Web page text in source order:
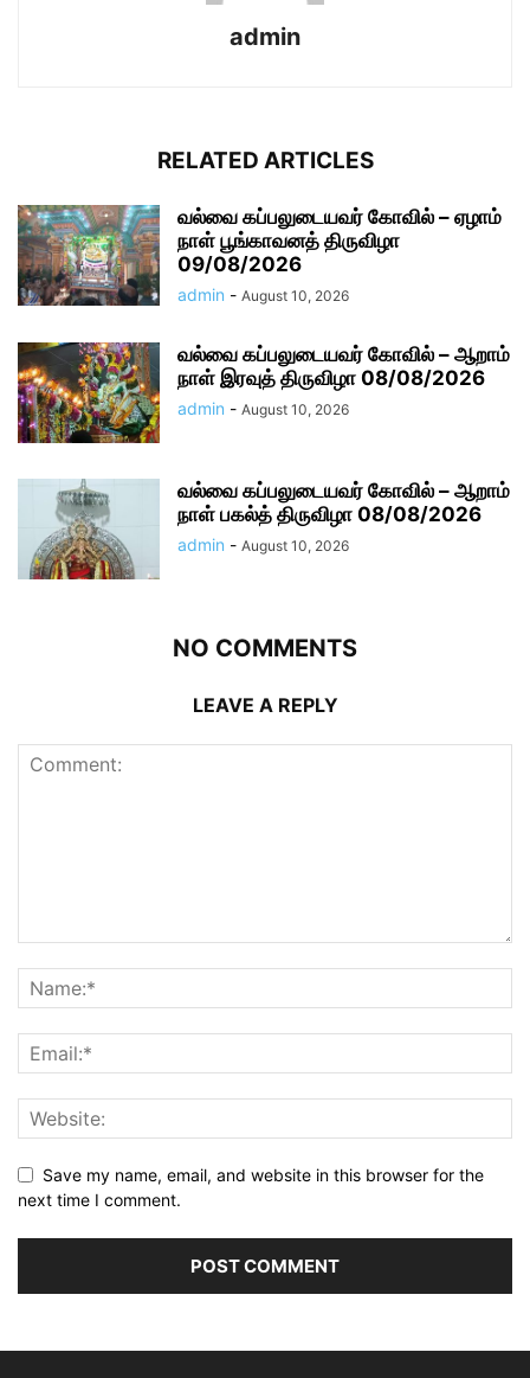
admin
RELATED ARTICLES
வல்வை கப்பலுடையவர் கோவில் – ஏழாம்
நாள் பூங்காவனத் திருவிழா
09/08/2026
admin - August 10, 2026
வல்வை கப்பலுடையவர் கோவில் – ஆறாம்
நாள் இரவுத் திருவிழா 08/08/2026
admin - August 10, 2026
வல்வை கப்பலுடையவர் கோவில் – ஆறாம்
நாள் பகல்த் திருவிழா 08/08/2026
admin - August 10, 2026
NO COMMENTS
LEAVE A REPLY
Save my name, email, and website in this browser for the
next time I comment.